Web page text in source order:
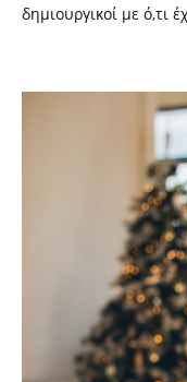
δημιουργικοί με ό,τι